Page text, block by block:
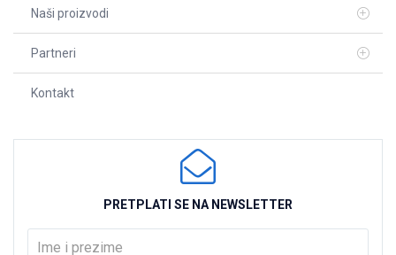
Naši proizvodi
Partneri
Kontakt
PRETPLATI SE NA NEWSLETTER